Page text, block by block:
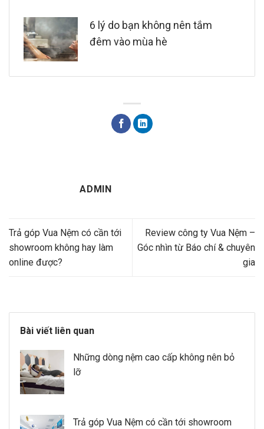
6 lý do bạn không nên tắm
đêm vào mùa hè
ADMIN
Trả góp Vua Nệm có cần tới
showroom không hay làm
online được?
Review công ty Vua Nệm –
Góc nhìn từ Báo chí & chuyên
gia
Bài viết liên quan
Những dòng nệm cao cấp không nên bỏ
lỡ
Trả góp Vua Nệm có cần tới showroom